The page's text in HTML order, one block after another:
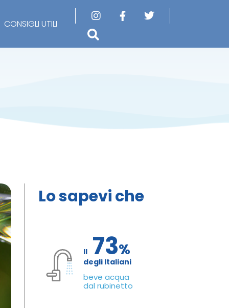
CONSIGLI UTILI
Lo sapevi che
Il 73%
degli Italiani
beve acqua
dal rubinetto